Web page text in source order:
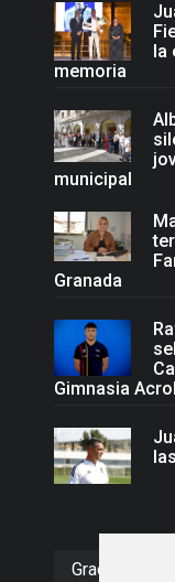
memoria
municipal
Granada
Gimnasia
Gracias :)